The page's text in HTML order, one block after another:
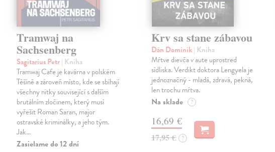
Tramwaj na
Sachsenberg
Sagitarius Petr| Kniha
Tramwaj Cafe je kavárna v polském
Těšíně a zároveň místo, kde se sbíhají
všechny nitky související s dalším
brutálním zločinem, který musí
vyřešit Roman Saran, major
ostravské kriminálky, a jeho tým.
Jak…
Zasielame do 12 dní
Krv sa stane zábavou
Dán Dominik| Kniha
Mŕtve dievča v aute uprostred
sídliska. Verdikt doktora Lengyela je
jednoznačný - mladá, zdravá, pekná,
len trochu mŕtva.
Na sklade ?
16,69 €
17,95 € ?